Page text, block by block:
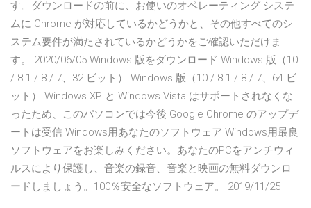
す。ダウンロードの前に、お使いのオペレーティング システ
ムに Chrome が対応しているかどうかと、その他すべてのシ
ステム要件が満たされているかどうかをご確認いただけま
す。 2020/06/05 Windows 版をダウンロード Windows 版（10
/ 8.1 / 8 / 7、32 ビット） Windows 版（10 / 8.1 / 8 / 7、64 ビ
ット） Windows XP と Windows Vista はサポートされなくな
ったため、このパソコンでは今後 Google Chrome のアップデ
ートは受信 Windows用あなたのソフトウェア Windows用最良
ソフトウェアをお楽しみください。あなたのPCをアンチウィ
ルスにより保護し、音楽の録音、音楽と映画の無料ダウンロ
ードしましょう。100％安全なソフトウェア。 2019/11/25